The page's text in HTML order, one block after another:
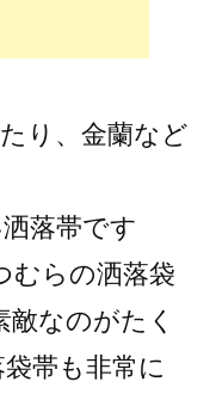
り、金蘭など
落帯です
むらの洒落袋
なのがたく
帯も非常に